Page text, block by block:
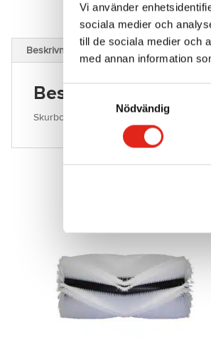
Vi använder
sociala medier och
till de sociala medier och
med annan information
Samtyckesval
Nödvändig
Beskrivning
Beskrivning
Skurborste